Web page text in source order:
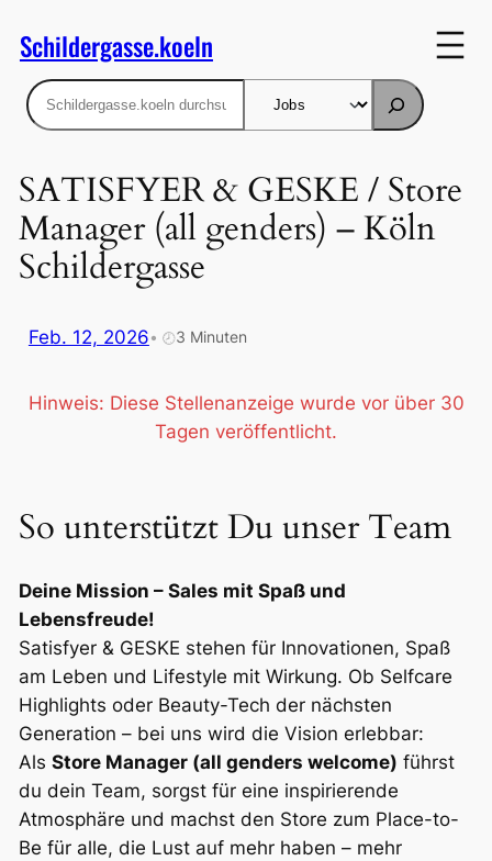
Inhalt
springen
Schildergasse.koeln
Suchen
SATISFYER & GESKE / Store
Manager (all genders) – Köln
Schildergasse
Feb. 12, 2026• 🕗3 Minuten
Hinweis: Diese Stellenanzeige wurde vor über 30
Tagen veröffentlicht.
So unterstützt Du unser Team
Deine Mission – Sales mit Spaß und
Lebensfreude!
Satisfyer & GESKE stehen für Innovationen, Spaß
am Leben und Lifestyle mit Wirkung. Ob Selfcare
Highlights oder Beauty-Tech der nächsten
Generation – bei uns wird die Vision erlebbar:
Als Store Manager (all genders welcome) führst
du dein Team, sorgst für eine inspirierende
Atmosphäre und machst den Store zum Place-to-
Be für alle, die Lust auf mehr haben – mehr